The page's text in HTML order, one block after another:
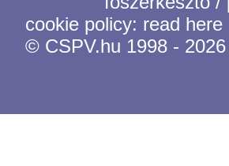
cookie policy: read here
© CSPV.hu 1998 - 2026